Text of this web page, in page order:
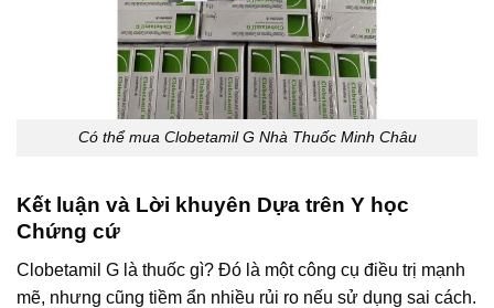
Có thể mua Clobetamil G Nhà Thuốc Minh Châu
Kết luận và Lời khuyên Dựa trên Y học
Chứng cứ
Clobetamil G là thuốc gì? Đó là một công cụ điều trị mạnh
mẽ, nhưng cũng tiềm ẩn nhiều rủi ro nếu sử dụng sai cách.